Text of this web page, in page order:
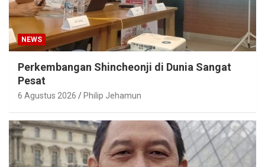
NEWS
Perkembangan Shincheonji di Dunia Sangat
Pesat
6 Agustus 2026 Philip Jehamun